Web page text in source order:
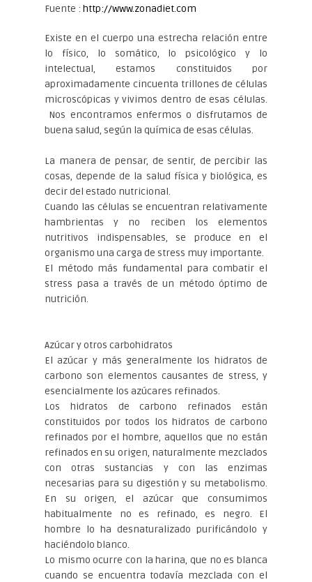
Fuente : http://www.zonadiet.com
Existe en el cuerpo una estrecha relación entre
lo físico, lo somático, lo psicológico y lo
intelectual, estamos constituidos por
aproximadamente cincuenta trillones de células
microscópicas y vivimos dentro de esas células.
Nos encontramos enfermos o disfrutamos de
buena salud, según la química de esas células.
La manera de pensar, de sentir, de percibir las
cosas, depende de la salud física y biológica, es
decir del estado nutricional.
Cuando las células se encuentran relativamente
hambrientas y no reciben los elementos
nutritivos indispensables, se produce en el
organismo una carga de stress muy importante.
El método más fundamental para combatir el
stress pasa a través de un método óptimo de
nutrición.
Azúcar y otros carbohidratos
El azúcar y más generalmente los hidratos de
carbono son elementos causantes de stress, y
esencialmente los azúcares refinados.
Los hidratos de carbono refinados están
constituidos por todos los hidratos de carbono
refinados por el hombre, aquellos que no están
refinados en su origen, naturalmente mezclados
con otras sustancias y con las enzimas
necesarias para su digestión y su metabolismo.
En su origen, el azúcar que consumimos
habitualmente no es refinado, es negro. El
hombre lo ha desnaturalizado purificándolo y
haciéndolo blanco.
Lo mismo ocurre con la harina, que no es blanca
cuando se encuentra todavía mezclada con el